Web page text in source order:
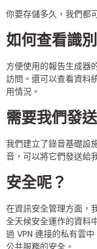
你要存儲多久，我們都
如何查看識
方便使用的報告生成器
訪問。還可以查看資料
用情況。
需要我們發
我們建立了錄音基礎設
音，可以將它們發送給
安全呢？
在資訊安全管理方面，
全天候安全運作的資料
過 VPN 連接的私有雲